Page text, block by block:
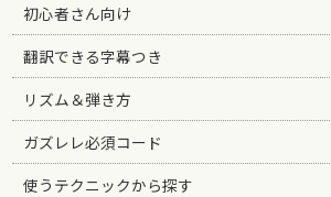
初心者さん向け
翻訳できる字幕つき
リズム＆弾き方
ガズレレ必須コード
使うテクニックから探す